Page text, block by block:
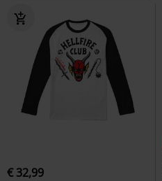
€ 32,99